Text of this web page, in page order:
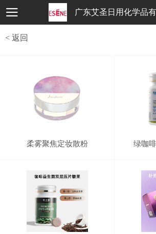
广东艾圣日用化学品
< 返回
柔雾聚焦定妆散粉 绿咖